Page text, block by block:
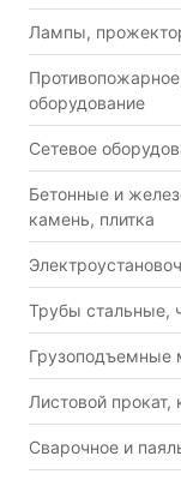
Лампы,
оборудование
Сетевое
Бетонные и
камень, плитка
Трубы стальные,
Грузоподъемные
Листовой прокат,
Сварочное и